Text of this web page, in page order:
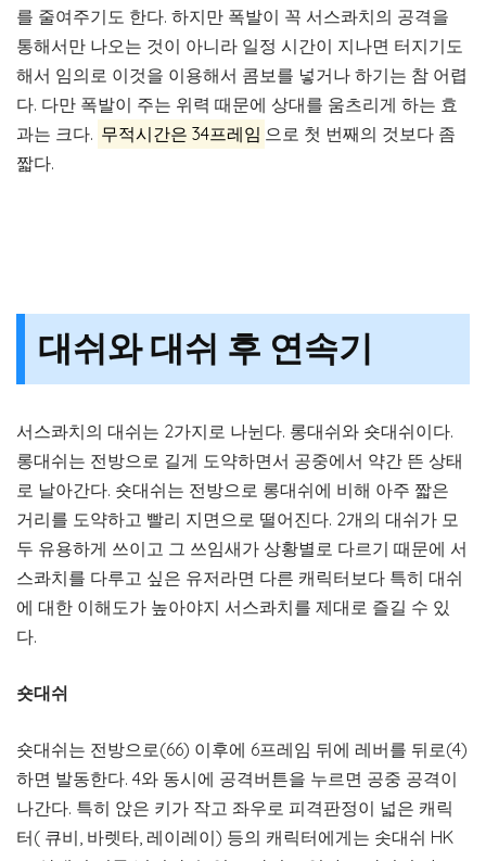
를 줄여주기도 한다. 하지만 폭발이 꼭 서스콰치의 공격을
통해서만 나오는 것이 아니라 일정 시간이 지나면 터지기도
해서 임의로 이것을 이용해서 콤보를 넣거나 하기는 참 어렵
다. 다만 폭발이 주는 위력 때문에 상대를 움츠리게 하는 효
과는 크다. 무적시간은 34프레임 으로 첫 번째의 것보다 좀
짧다.
대쉬와 대쉬 후 연속기
서스콰치의 대쉬는 2가지로 나뉜다. 롱대쉬와 숏대쉬이다.
롱대쉬는 전방으로 길게 도약하면서 공중에서 약간 뜬 상태
로 날아간다. 숏대쉬는 전방으로 롱대쉬에 비해 아주 짧은
거리를 도약하고 빨리 지면으로 떨어진다. 2개의 대쉬가 모
두 유용하게 쓰이고 그 쓰임새가 상황별로 다르기 때문에 서
스콰치를 다루고 싶은 유저라면 다른 캐릭터보다 특히 대쉬
에 대한 이해도가 높아야지 서스콰치를 제대로 즐길 수 있
다.
숏대쉬
숏대쉬는 전방으로(66) 이후에 6프레임 뒤에 레버를 뒤로(4)
하면 발동한다. 4와 동시에 공격버튼을 누르면 공중 공격이
나간다. 특히 앉은 키가 작고 좌우로 피격판정이 넓은 캐릭
터( 큐비, 바렛타, 레이레이) 등의 캐릭터에게는 솟대쉬 HK